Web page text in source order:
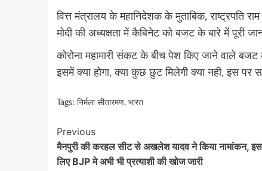
वित्त मंत्रालय के महानिदेशक के मुताबिक, राष्ट्रपति
मोदी की अध्यक्षता में कैबिनेट को बजट के बारे में पूरी
कोरोना महामारी संकट के बीच पेश किए जाने वाले
इसमें क्या होगा, क्या कुछ छुट मिलेगी क्या नही, इस पर
Tags: निर्मला सीतारमण, भारत
Continue
Reading
Previous
मैनपुरी की करहल सीट से अखलेश यादव ने किया नामांकन,
लिए BJP मे अभी भी प्रत्याशी की खोज जारी